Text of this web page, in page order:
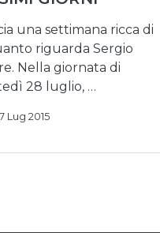
una settimana ricca di
riguarda Sergio
Nella giornata di
28 luglio, …
Lug 2015